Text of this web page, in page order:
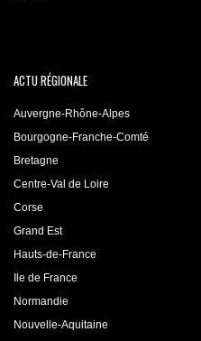
ACTU RÉGIONALE
Auvergne-Rhône-Alpes
Bourgogne-Franche-Comté
Bretagne
Centre-Val de Loire
Corse
Grand Est
Hauts-de-France
Ile de France
Normandie
Nouvelle-Aquitaine